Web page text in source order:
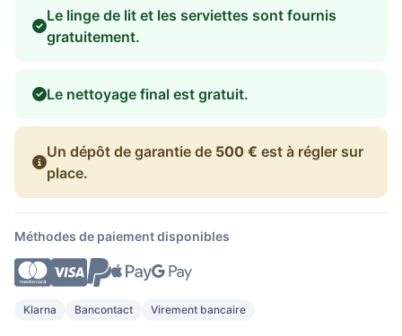
Le linge de lit et les serviettes sont fournis
gratuitement.
Le nettoyage final est gratuit.
Un dépôt de garantie de 500 € est à régler sur
place.
Méthodes de paiement disponibles
Klarna Bancontact Virement bancaire